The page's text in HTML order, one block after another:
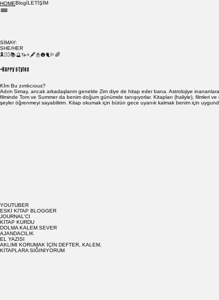
HOMEBlogİLETİŞİM
SİMAY:
SHE/HER
🎗️🧙‍♀️📚🔮🦄⭐🖋️📓🎃🐈🏳️‍🌈
+Harry styles
Kİm Bu zımlıcıous?
Adım Simay, ancak arkadaşlarım genelde Zim diye de hitap eder bana. Astrolojiye
filminde Tom ve Summer da benim doğum günümde tanışıyorlar. Kitapları (haliyle), filmleri
şeyler öğrenmeyi sayabilirim. Kitap okumak için bütün gece uyanık kalmak benim için
YOUTUBER
ESKİ KİTAP BLOGGER
JOURNAL'CI
KİTAP KURDU
DOLMA KALEM SEVER
AJANDACILIK
EL YAZISI
AKLIMI KORUMAK İÇİN DEFTER, KALEM,
KİTAPLARA SIĞINIYORUM